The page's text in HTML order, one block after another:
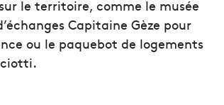
le territoire, comme le musée
Capitaine Gèze pour
ou le paquebot de logements